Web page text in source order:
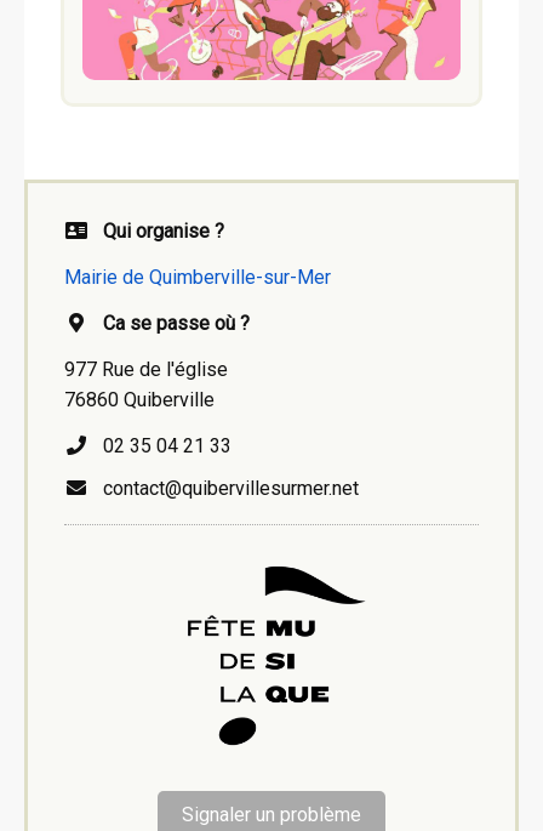
Qui organise ?
Mairie de Quimberville-sur-Mer
Ca se passe où ?
977 Rue de l'église
76860 Quiberville
02 35 04 21 33
contact@quibervillesurmer.net
Signaler un problème